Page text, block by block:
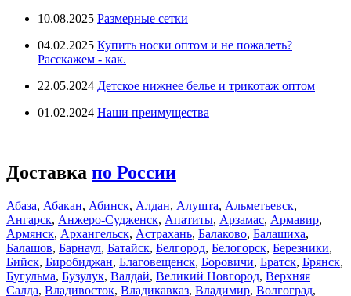
10.08.2025 Размерные сетки
04.02.2025 Купить носки оптом и не пожалеть?
Расскажем - как.
22.05.2024 Детское нижнее белье и трикотаж оптом
01.02.2024 Наши преимущества
Доставка по России
Абаза, Абакан, Абинск, Алдан, Алушта, Альметьевск,
Ангарск, Анжеро-Судженск, Апатиты, Арзамас, Армавир,
Армянск, Архангельск, Астрахань, Балаково, Балашиха,
Балашов, Барнаул, Батайск, Белгород, Белогорск, Березники,
Бийск, Биробиджан, Благовещенск, Боровичи, Братск, Брянск,
Бугульма, Бузулук, Валдай, Великий Новгород, Верхняя
Салда, Владивосток, Владикавказ, Владимир, Волгоград,